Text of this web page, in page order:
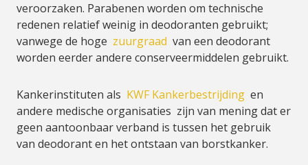
veroorzaken. Parabenen worden om technische
redenen relatief weinig in deodoranten gebruikt;
vanwege de hoge zuurgraad van een deodorant
worden eerder andere conserveermiddelen gebruikt.
Kankerinstituten als KWF Kankerbestrijding en
andere medische organisaties zijn van mening dat er
geen aantoonbaar verband is tussen het gebruik
van deodorant en het ontstaan van borstkanker.